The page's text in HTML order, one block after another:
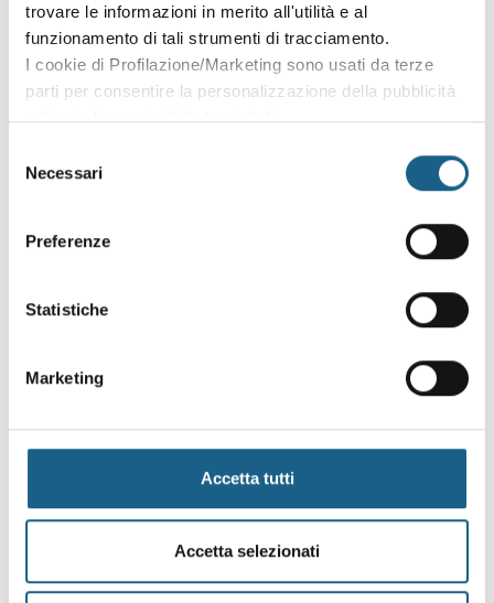
trovare le informazioni in merito all'utilità e al
funzionamento di tali strumenti di tracciamento.
I cookie di Profilazione/Marketing sono usati da terze
parti per consentire la personalizzazione della pubblicità
online in base ai siti da te visitati.
qualsiasi momento. Consulta anche la nostra Privacy
delNecessari
Preferenze
Statistiche
Marketing
Accetta tutti
Accetta selezionati
Lascia i tuoi dati e ti contatteremo per segnalarti le nuove
edizioni dei corsi.
AZIENDA PRIVATO
SEDE DI PREFERENZA